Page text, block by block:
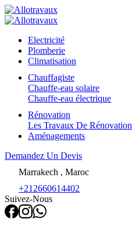
Electricité
Plomberie
Climatisation
Chauffagiste
Chauffe-eau solaire
Chauffe-eau électrique
Rénovation
Les Travaux De Rénovation
Aménagements
Demandez Un Devis
Marrakech , Maroc
+212660614402
Suivez-Nous